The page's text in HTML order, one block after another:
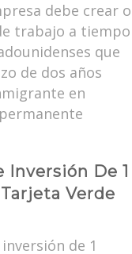
debe crear o
trabajo a tiempo
que
de dos años
en
Inversión De 1
Verde
de 1